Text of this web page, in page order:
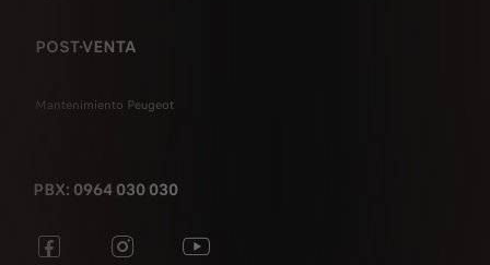
POST-VENTA
Mantenimiento Peugeot
PBX: 0964 030 030